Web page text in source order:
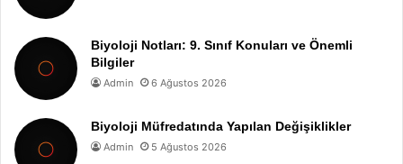
Biyoloji Notları: 9. Sınıf Konuları ve Önemli
Bilgiler
Admin 6 Ağustos 2026
Biyoloji Müfredatında Yapılan Değişiklikler
Admin 5 Ağustos 2026